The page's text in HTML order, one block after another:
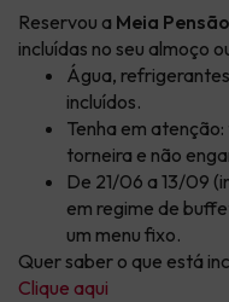
Reservou a Meia
incluídas no seu almoço
Água,
incluídos.
Tenha em
torneira e não
De 21/06 a 13/09
em regime de
um menu fixo.
Quer saber o que está
Clique aqui